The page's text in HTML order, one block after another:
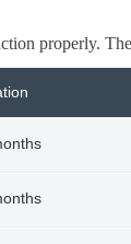
properly.